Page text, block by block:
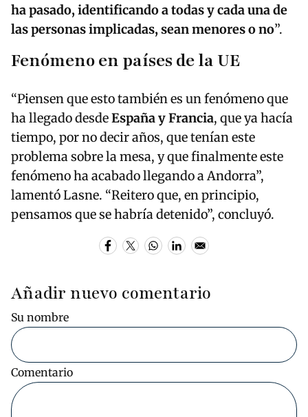
ha pasado, identificando a todas y cada una de
las personas implicadas, sean menores o no”.
Fenómeno en países de la UE
“Piensen que esto también es un fenómeno que
ha llegado desdeEspaña y Francia, que ya hacía
tiempo, por no decir años, que tenían este
problema sobre la mesa, y que finalmente este
fenómeno ha acabado llegando a Andorra”,
lamentó Lasne. “Reitero que, en principio,
pensamos que se habría detenido”, concluyó.
Añadir nuevo comentario
Su nombre
Comentario